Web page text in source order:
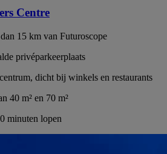
Centre
15 km van Futuroscope
privéparkeerplaats
dicht bij winkels en restaurants
40 m² en 70 m²
minuten lopen